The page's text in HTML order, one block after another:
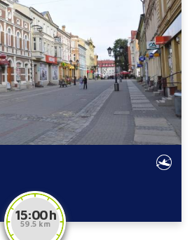
15:00 h
59.5 km